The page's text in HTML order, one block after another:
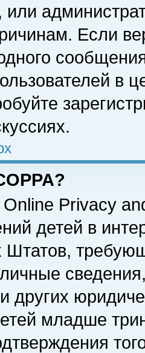
или
Если
в
Privacy
детей в
других
младше